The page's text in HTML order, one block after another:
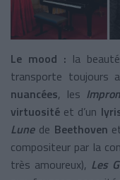
Le mood : la
transporte toujours
nuancées, les
virtuosité et d’un
Lune de Beethoven
compositeur par la
très amoureux), Les